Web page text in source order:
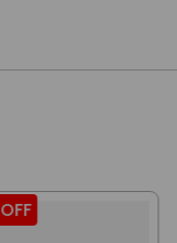
OFF